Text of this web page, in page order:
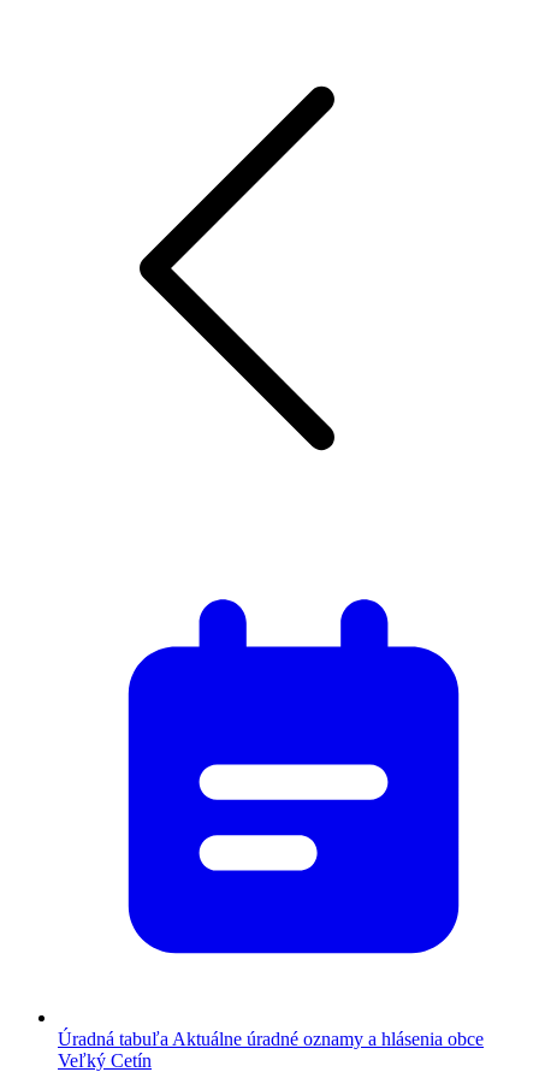
Úradná tabuľa Aktuálne úradné oznamy a hlásenia obce
Veľký Cetín